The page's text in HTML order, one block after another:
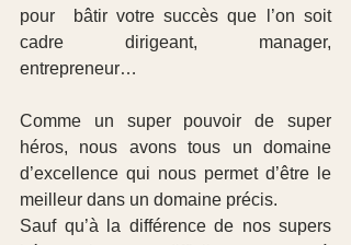
pour  bâtir votre succès que l’on soit
cadre dirigeant, manager,
entrepreneur…
Comme un super pouvoir de super
héros, nous avons tous un domaine
d’excellence qui nous permet d’être le
meilleur dans un domaine précis.
Sauf qu’à la différence de nos supers